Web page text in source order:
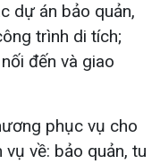
dự án bảo quản,
trình di tích;
đến và giao
phục vụ cho
về: bảo quản, tu